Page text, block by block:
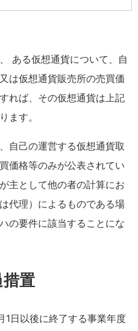
ある仮想通貨について、自
は仮想通貨販売所の売買価
れば、その仮想通貨は上記
ます。
自己の運営する仮想通貨取
価格等のみが公表されてい
主として他の者の計算にお
代理）によるものである場
の要件に該当することにな
置
1日以後に終了する事業年度